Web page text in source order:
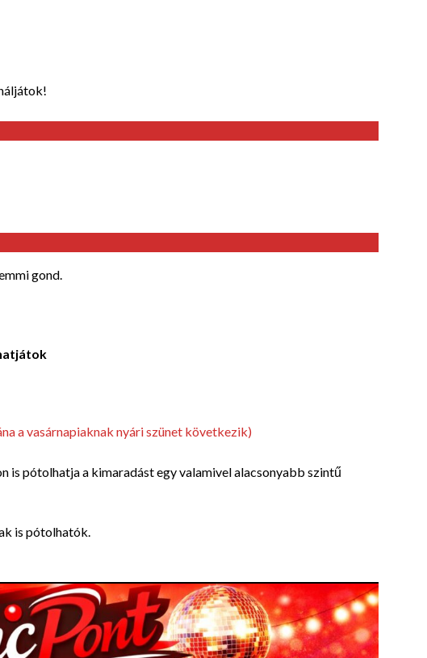
gond.
a vasárnapiaknak nyári szünet következik)
is pótolhatja a kimaradást egy valamivel alacsonyabb szintű
is pótolhatók.